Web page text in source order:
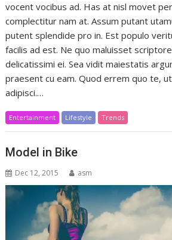
vocent vocibus ad. Has at nisl movet
complectitur nam at. Assum putant
putent splendide pro in. Est populo
facilis ad est. Ne quo maluisset
delicatissimi ei. Sea vidit maiestatis
praesent cu eam. Quod errem quo te,
adipisci.…
Entertainment Lifestyle Trends
Model in Bike
Dec 12, 2015 asm